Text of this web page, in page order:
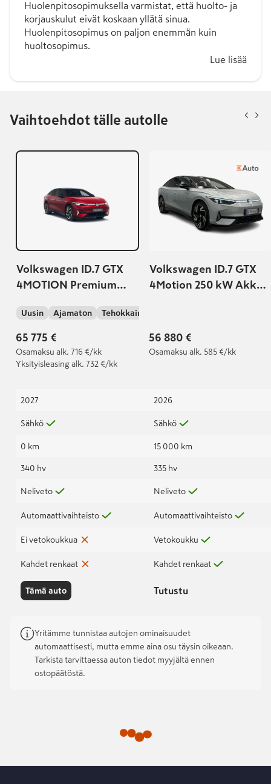
Huolenpitosopimuksella varmistat, että huolto- ja
korjauskulut eivät koskaan yllätä sinua.
Huolenpitosopimus on paljon enemmän kuin
huoltosopimus.
Lue lisää
Vaihtoehdot tälle autolle
Volkswagen ID.7 GTX
4MOTION Premium
Uusin Ajamaton Tehokkain
65 775 €
Osamaksu alk. 716 €/kk
Yksityisleasing alk. 732 €/kk
2027
Sähkö
0 km
340 hv
Neliveto
Automaattivaihteisto
Ei vetokoukkua
Kahdet renkaat
Tämä auto
Volkswagen ID.7 GTX
4Motion 250 kW Akku
/ 5-vuotta |
56 880 €
Osamaksu alk. 585 €/kk
2026
Sähkö
15 000 km
335 hv
Neliveto
Automaattivaihteisto
Vetokoukku
Kahdet renkaat
Tutustu
Yritämme tunnistaa autojen ominaisuudet
automaattisesti, mutta emme aina osu täysin oikeaan.
Tarkista tarvittaessa auton tiedot myyjältä ennen
ostopäätöstä.